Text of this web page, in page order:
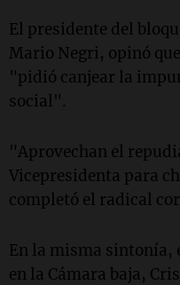
El presidente del
Mario Negri, opinó
"pidió canjear la
social".
"Aprovechan el
Vicepresidenta para
completó el radical
En la misma sintonía,
en la Cámara baja,